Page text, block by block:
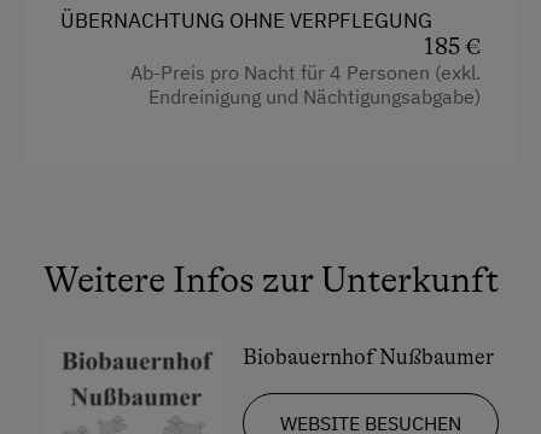
Fernseher
Gitterbett
Wasserkocher
Küchenausstattung
Kühlschrank
ÜBERNACHTUNG OHNE VERPFLEGUNG
185 €
Ab-Preis pro Nacht für 4 Personen (exkl.
Endreinigung und Nächtigungsabgabe)
Weitere Infos zur Unterkunft
Biobauernhof Nußbaumer
WEBSITE BESUCHEN